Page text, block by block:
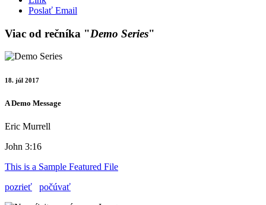
Poslať Email
Viac od rečníka "Demo Series"
18. júl 2017
A Demo Message
Eric Murrell
John 3:16
This is a Sample Featured File
pozrieť
počúvať